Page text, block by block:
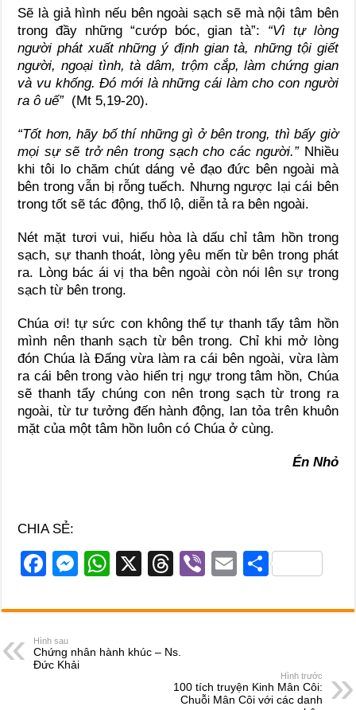
Sẽ là giả hình nếu bên ngoài sạch sẽ mà nội tâm bên
trong đầy những “cướp bóc, gian tà”: “Vì tự lòng
người phát xuất những ý định gian tà, những tội giết
người, ngoại tình, tà dâm, trộm cắp, làm chứng gian
và vu khống. Đó mới là những cái làm cho con người
ra ô uế” (Mt 5,19-20).
“Tốt hơn, hãy bố thí những gì ở bên trong, thì bấy giờ
mọi sự sẽ trở nên trong sạch cho các người.” Nhiều
khi tôi lo chăm chút dáng vẻ đạo đức bên ngoài mà
bên trong vẫn bị rỗng tuếch. Nhưng ngược lại cái bên
trong tốt sẽ tác động, thổ lộ, diễn tả ra bên ngoài.
Nét mặt tươi vui, hiếu hòa là dấu chỉ tâm hồn trong
sạch, sự thanh thoát, lòng yêu mến từ bên trong phát
ra. Lòng bác ái vị tha bên ngoài còn nói lên sự trong
sạch từ bên trong.
Chúa ơi! tự sức con không thể tự thanh tẩy tâm hồn
mình nên thanh sạch từ bên trong. Chỉ khi mở lòng
đón Chúa là Đấng vừa làm ra cái bên ngoài, vừa làm
ra cái bên trong vào hiển trị ngự trong tâm hồn, Chúa
sẽ thanh tẩy chúng con nên trong sạch từ trong ra
ngoài, từ tư tưởng đến hành động, lan tỏa trên khuôn
mặt của một tâm hồn luôn có Chúa ở cùng.
Én Nhỏ
CHIA SẺ:
F
c
e
b
M
ss
n
W
at
A
X
T
e
d
s
Vi
er
E
ail
S
ar
Hình sau
Chứng nhân hành khúc – Ns.
Đức Khải
Hình trước
100 tích truyện Kinh Mân Côi:
Chuỗi Mân Côi với các danh